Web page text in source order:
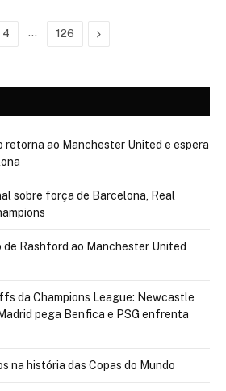
4 … 126 Next
retorna ao Manchester United e espera
sobre força de Barcelona, Real
Rashford ao Manchester United
da Champions League: Newcastle
pega Benfica e PSG enfrenta
na história das Copas do Mundo